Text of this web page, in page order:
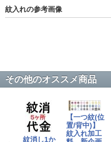
紋入れの参考画像
その他のオススメ商品
紋消し1か
【一つ紋(位
置/背中)】
紋入れ加工